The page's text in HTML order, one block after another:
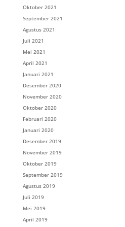
Oktober 2021
September 2021
Agustus 2021
Juli 2021
Mei 2021
April 2021
Januari 2021
Desember 2020
November 2020
Oktober 2020
Februari 2020
Januari 2020
Desember 2019
November 2019
Oktober 2019
September 2019
Agustus 2019
Juli 2019
Mei 2019
April 2019